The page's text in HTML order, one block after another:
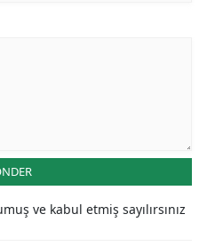
ve kabul etmiş sayılırsınız